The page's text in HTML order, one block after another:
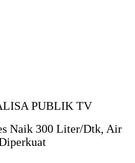
PUBLIK TV
Naik 300 Liter/Dtk, Air